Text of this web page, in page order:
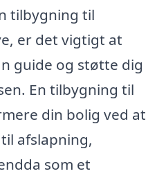
tilbygning til
er det vigtigt at
guide og støtte dig
En tilbygning til
din bolig ved at
afslapning,
som et